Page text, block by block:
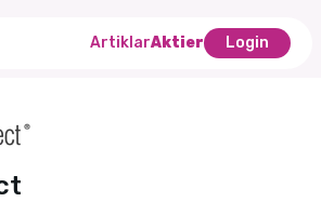
ArtiklarAktier Login